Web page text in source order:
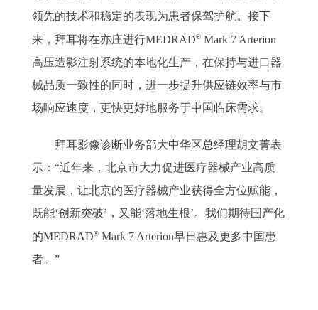
领先的技术和稳定的表现为患者保驾护航。接下
来，拜耳将在亦庄进行MEDRAD® Mark 7 Arterion
高压造影注射系统的本地化生产，在保持与进口器
械品质一致性的同时，进一步提升供应链效率与市
场响应速度，更快更好地服务于中国临床需求。
拜耳影像诊断业务部大中华区总经理胡文菁表
示：“近年来，北京市大力促进医疗器械产业高质
量发展，让北京的医疗器械产业获得全方位赋能，
既能‘创新突破’，又能‘落地生根’。我们期待国产化
的MEDRAD® Mark 7 Arterion早日惠及更多中国患
者。”